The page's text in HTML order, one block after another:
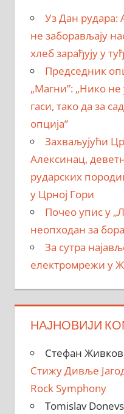
Уз Дан рудара:
не заборављају
хлеб зарађују у
Председник
„Магни”: „Нико
гаси, тако да за
опција”
Захваљујући
Алексинац,
рударских
у Црној Гори
Почео упис у
неопходан за
За сутра
електромрежи у
НАЈНОВИЈИ
Стефан
Стижу Дивље
Rock Symphony
Tomislav